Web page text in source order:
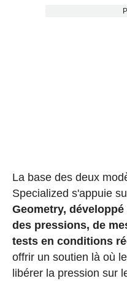
La base des deux
Specialized s'appuie
Geometry,
des pressions, de
tests en conditions
offrir un soutien là où
libérer la pression sur